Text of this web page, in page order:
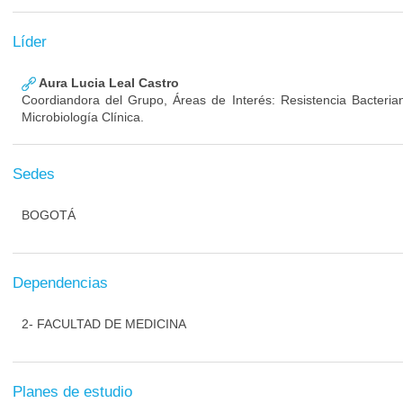
Líder
Aura Lucia Leal Castro
Coordiandora del Grupo, Áreas de Interés: Resistencia
Microbiología Clínica.
Sedes
BOGOTÁ
Dependencias
2- FACULTAD DE MEDICINA
Planes de estudio